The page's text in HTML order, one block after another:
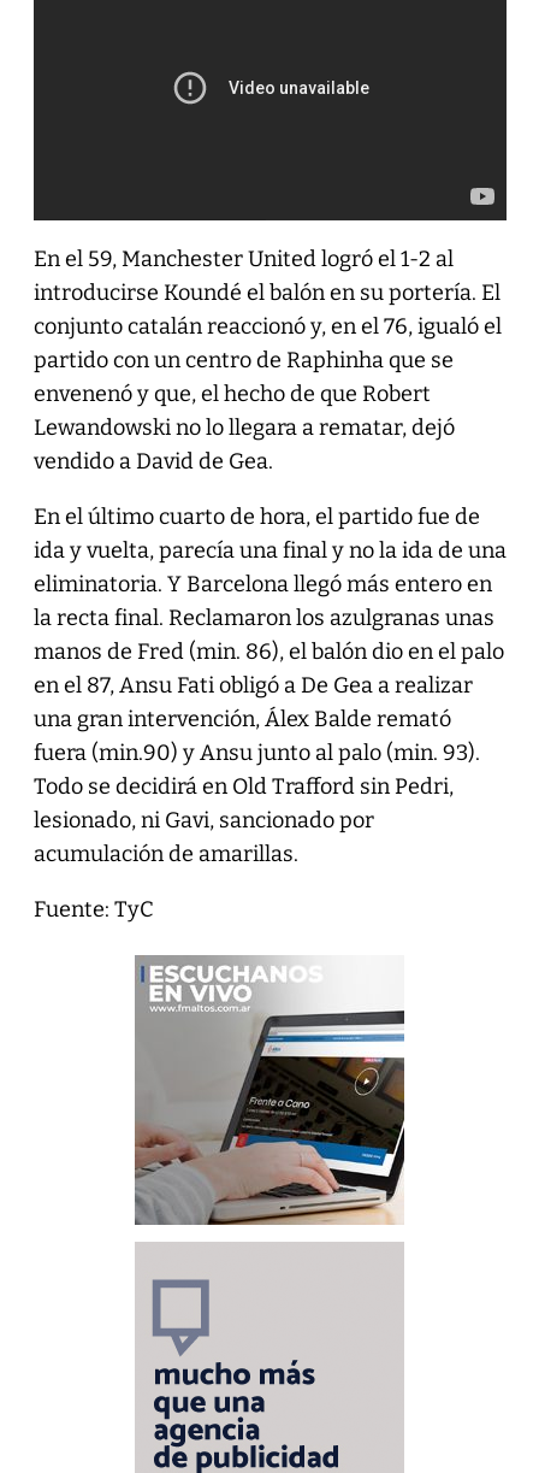
En el 59, Manchester United logró el 1-2 al
introducirse Koundé el balón en su portería. El
conjunto catalán reaccionó y, en el 76, igualó el
partido con un centro de Raphinha que se
envenenó y que, el hecho de que Robert
Lewandowski no lo llegara a rematar, dejó
vendido a David de Gea.
En el último cuarto de hora, el partido fue de
ida y vuelta, parecía una final y no la ida de una
eliminatoria. Y Barcelona llegó más entero en
la recta final. Reclamaron los azulgranas unas
manos de Fred (min. 86), el balón dio en el palo
en el 87, Ansu Fati obligó a De Gea a realizar
una gran intervención, Álex Balde remató
fuera (min.90) y Ansu junto al palo (min. 93).
Todo se decidirá en Old Trafford sin Pedri,
lesionado, ni Gavi, sancionado por
acumulación de amarillas.
Fuente: TyC